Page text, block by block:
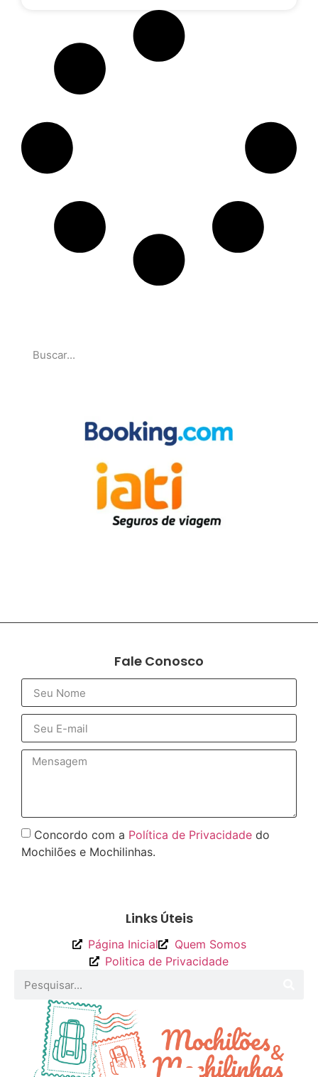
Fale Conosco
Concordo com a Política de Privacidade do
Mochilões e Mochilinhas.
Links Úteis
Página Inicial
Quem Somos
Politica de Privacidade